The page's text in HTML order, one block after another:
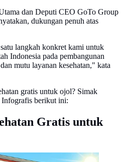
dan Deputi CEO GoTo Group
dukungan penuh atas
langkah konkret kami untuk
Indonesia pada pembangunan
mutu layanan kesehatan," kata
gratis untuk ojol? Simak
Infografis berikut ini:
Gratis untuk
Gratis untuk Ribuan Ojol.